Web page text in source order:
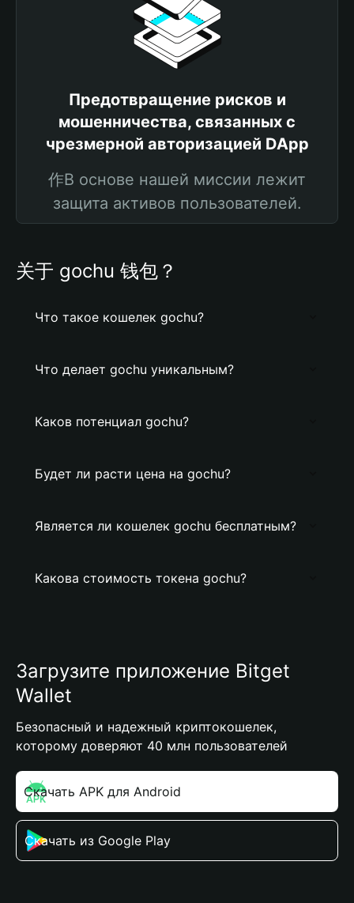
Предотвращение рисков и
мошенничества, связанных с
чрезмерной авторизацией DApp
作В основе нашей миссии лежит
защита активов пользователей.
关于 gochu 钱包？
Что такое кошелек gochu?
Что делает gochu уникальным?
Каков потенциал gochu?
Будет ли расти цена на gochu?
Является ли кошелек gochu бесплатным?
Какова стоимость токена gochu?
Загрузите приложение Bitget
Wallet
Безопасный и надежный криптокошелек,
которому доверяют 40 млн пользователей
Скачать APK для Android
Скачать из Google Play